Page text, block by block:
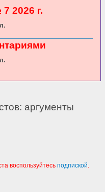
г.
аргументы
воспользуйтесь подпиской.